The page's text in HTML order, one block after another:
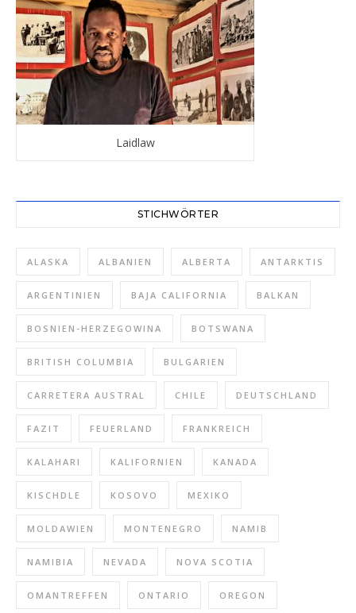
Laidlaw
STICHWÖRTER
ALASKA ALBANIEN ALBERTA ANTARKTIS
ARGENTINIEN BAJA CALIFORNIA BALKAN
BOSNIEN-HERZEGOWINA BOTSWANA
BRITISH COLUMBIA BULGARIEN
CARRETERA AUSTRAL CHILE DEUTSCHLAND
FAZIT FEUERLAND FRANKREICH
KALAHARI KALIFORNIEN KANADA
KISCHDLE KOSOVO MEXIKO
MOLDAWIEN MONTENEGRO NAMIB
NAMIBIA NEVADA NOVA SCOTIA
OMANTREFFEN ONTARIO OREGON